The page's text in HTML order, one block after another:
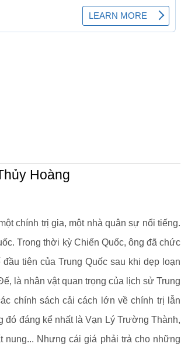
Hoàng
chính trị gia, một nhà quân sự nổi tiếng.
Trong thời kỳ Chiến Quốc, ông đã chức
tiên của Trung Quốc sau khi dẹp loạn
là nhân vật quan trọng của lịch sử Trung
chính sách cải cách lớn về chính trị lẫn
đó đáng kể nhất là Vạn Lý Trường Thành,
Nhưng cái giá phải trả cho những